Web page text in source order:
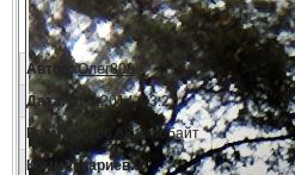
Автор: Олег808
Дата: 11.3.2014, 23:21
Размер:
166.68 килобайт
Комментариев:0